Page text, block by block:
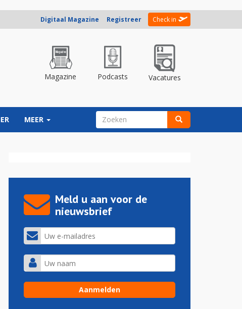
Digitaal Magazine Registreer Check in
Magazine Podcasts Vacatures
MEER ZOEKVELD
Meld u aan voor de
nieuwsbrief